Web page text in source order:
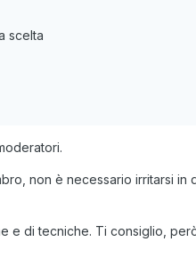
scelta
non è necessario irritarsi
e di tecniche. Ti consiglio,